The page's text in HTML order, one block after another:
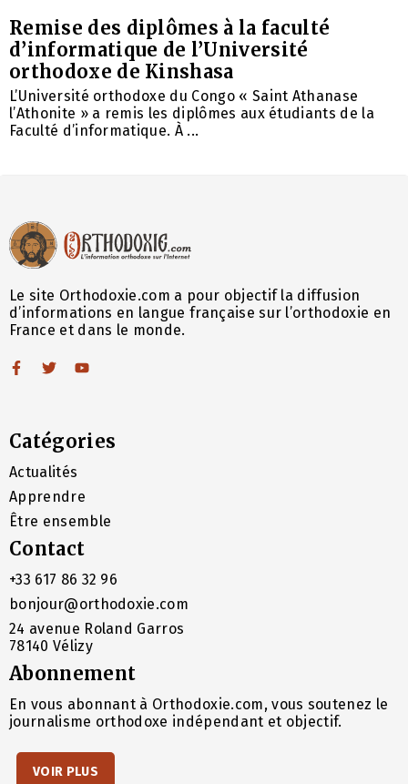
Remise des diplômes à la faculté
d’informatique de l’Université
orthodoxe de Kinshasa
L’Université orthodoxe du Congo « Saint Athanase
l’Athonite » a remis les diplômes aux étudiants de la
Faculté d’informatique. À ...
Le site Orthodoxie.com a pour objectif la diffusion
d’informations en langue française sur l’orthodoxie en
France et dans le monde.
Catégories
Actualités
Apprendre
Être ensemble
Contact
+33 617 86 32 96
bonjour@orthodoxie.com
24 avenue Roland Garros
78140 Vélizy
Abonnement
En vous abonnant à Orthodoxie.com, vous soutenez le
journalisme orthodoxe indépendant et objectif.
VOIR PLUS